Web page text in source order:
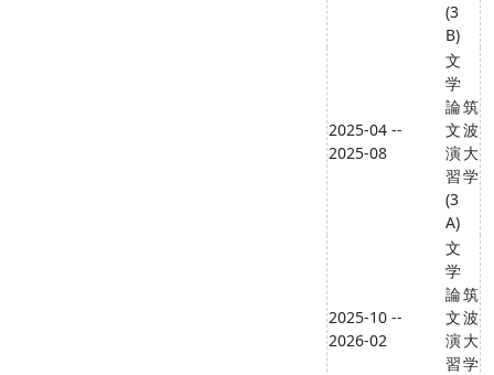
(3
B)
2025-04 --
2025-08
文
学
論
文
演
習
(3
A)
筑
波
大
学
2025-10 --
2026-02
文
学
論
文
演
習
筑
波
大
学